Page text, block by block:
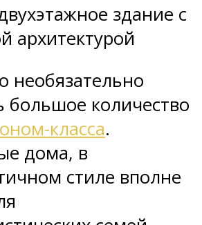
здание с
архитектурой
необязательно
большое количество
класса.
дома, в
стиле вполне